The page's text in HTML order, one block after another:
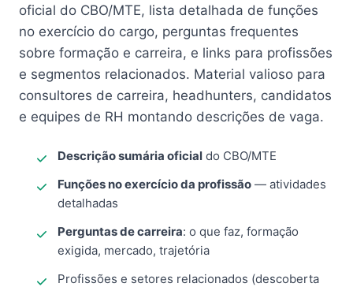
oficial do CBO/MTE, lista detalhada de funções
no exercício do cargo, perguntas frequentes
sobre formação e carreira, e links para profissões
e segmentos relacionados. Material valioso para
consultores de carreira, headhunters, candidatos
e equipes de RH montando descrições de vaga.
Descrição sumária oficial do CBO/MTE
Funções no exercício da profissão — atividades
detalhadas
Perguntas de carreira: o que faz, formação
exigida, mercado, trajetória
Profissões e setores relacionados (descoberta